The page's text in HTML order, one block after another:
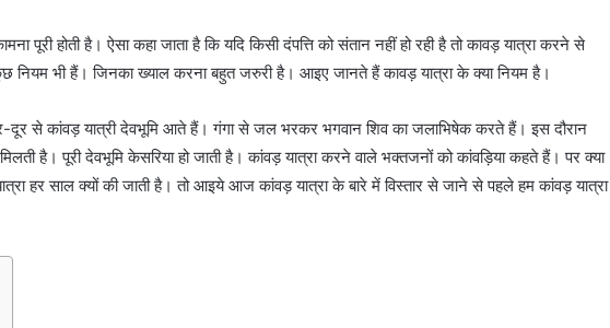
पूरी होती है। ऐसा कहा जाता है कि यदि किसी दंपत्ति को संतान नहीं हो रही है तो कावड़ यात्रा करने से
भी हैं। जिनका ख्याल करना बहुत जरुरी है। आइए जानते हैं कावड़ यात्रा के क्या नियम है।
दूर से कांवड़ यात्री देवभूमि आते हैं। गंगा से जल भरकर भगवान शिव का जलाभिषेक करते हैं। इस दौरान
है। पूरी देवभूमि केसरिया हो जाती है। कांवड़ यात्रा करने वाले भक्तजनों को कांवड़िया कहते हैं। पर क्या
हर साल क्यों की जाती है। तो आइये आज कांवड़ यात्रा के बारे में विस्तार से जाने से पहले हम कांवड़ यात्रा